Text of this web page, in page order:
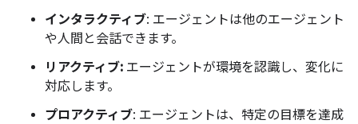
インタラクティブ: エージェントは他のエージェント
や人間と会話できます。
リアクティブ: エージェントが環境を認識し、変化に
対応します。
プロアクティブ: エージェントは、特定の目標を達成